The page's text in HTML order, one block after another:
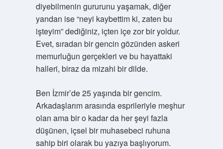
diyebilmenin gururunu yaşamak, diğer
yandan ise “neyi kaybettim ki, zaten bu
işteyim” dediğiniz, içten içe zor bir yoldur.
Evet, sıradan bir gencin gözünden askeri
memurluğun gerçekleri ve bu hayattaki
halleri, biraz da mizahi bir dilde.
Ben İzmir’de 25 yaşında bir gencim.
Arkadaşlarım arasında esprileriyle meşhur
olan ama bir o kadar da her şeyi fazla
düşünen, içsel bir muhasebeci ruhuna
sahip biri olarak bu yazıya başlıyorum.